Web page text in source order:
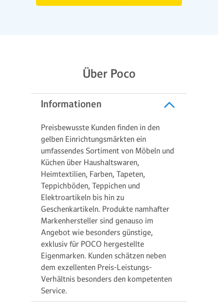
Über Poco
Informationen
Preisbewusste Kunden finden in den
gelben Einrichtungsmärkten ein
umfassendes Sortiment von Möbeln und
Küchen über Haushaltswaren,
Heimtextilien, Farben, Tapeten,
Teppichböden, Teppichen und
Elektroartikeln bis hin zu
Geschenkartikeln. Produkte namhafter
Markenhersteller sind genauso im
Angebot wie besonders günstige,
exklusiv für POCO hergestellte
Eigenmarken. Kunden schätzen neben
dem exzellenten Preis-Leistungs-
Verhältnis besonders den kompetenten
Service.